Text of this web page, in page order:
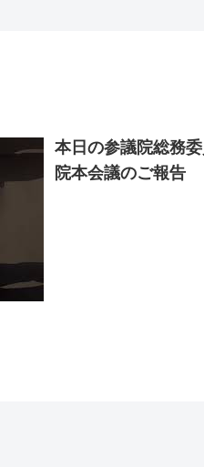
本日の参議院総務
院本会議のご報告